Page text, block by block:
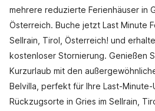
mehrere reduzierte Ferienhäuser in
Österreich. Buche jetzt Last Minute
Sellrain, Tirol, Österreich! und
kostenloser Stornierung. Genießen
Kurzurlaub mit den
Belvilla, perfekt für Ihre Last-
Rückzugsorte in Gries im Sellrain,